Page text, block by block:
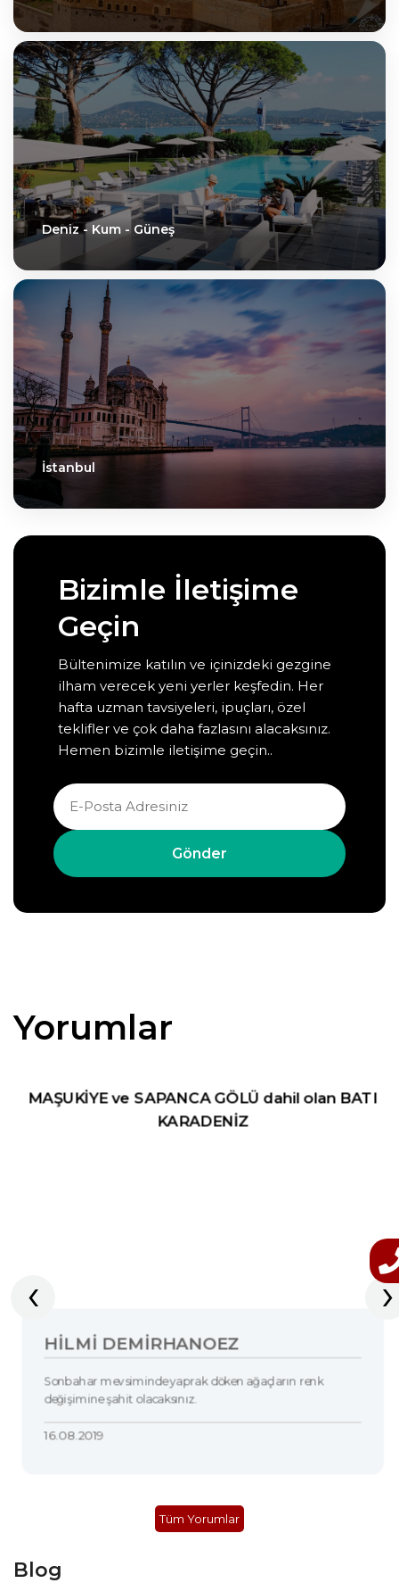
Deniz - Kum - Güneş
İstanbul
Bizimle İletişime
Geçin
Bültenimize katılın ve içinizdeki gezgine
ilham verecek yeni yerler keşfedin. Her
hafta uzman tavsiyeleri, ipuçları, özel
teklifler ve çok daha fazlasını alacaksınız.
Hemen bizimle iletişime geçin..
Gönder
Yorumlar
MAŞUKİYE ve SAPANCA GÖLÜ dahil olan BATI
KARADENİZ
HILMI DEMIRHANOEZ
Sonbahar mevsiminde yaprak döken ağaçların renk
değişimine şahit olacaksınız.
16.08.2019
‹ ›
Tüm Yorumlar
Blog